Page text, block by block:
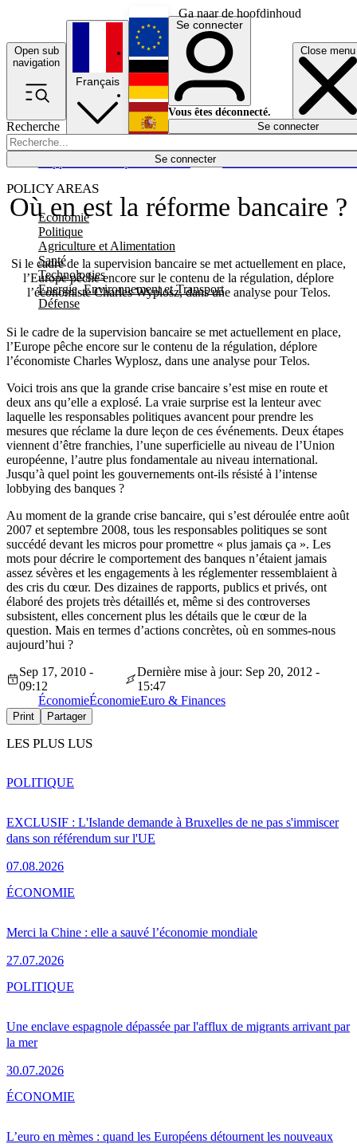
Ga naar de hoofdinhoud
Open sub
navigation
Close menu
Recherche
Se connecter
POLICY AREAS
Economie
Politique
Agriculture et Alimentation
Santé
Technologies
Energie, Environnement et Transport
Défense
Économie
Français
English
Deutsch
Español
Se connecter
Vous êtes déconnecté.
Se connecter
Où en est la réforme bancaire ?
Si le cadre de la supervision bancaire se met actuellement en place,
l’Europe pêche encore sur le contenu de la régulation, déplore
l’économiste Charles Wyplosz, dans une analyse pour Telos.
Si le cadre de la supervision bancaire se met actuellement en place,
l’Europe pêche encore sur le contenu de la régulation, déplore
l’économiste Charles Wyplosz, dans une analyse pour Telos.
Voici trois ans que la grande crise bancaire s’est mise en route et
deux ans qu’elle a explosé. La vraie surprise est la lenteur avec
laquelle les responsables politiques avancent pour prendre les
mesures que réclame la dure leçon de ces événements. Deux étapes
viennent d’être franchies, l’une superficielle au niveau de l’Union
européenne, l’autre plus fondamentale au niveau international.
Jusqu’à quel point les gouvernements ont-ils résisté à l’intense
lobbying des banques ?
Au moment de la grande crise bancaire, qui s’est déroulée entre août
2007 et septembre 2008, tous les responsables politiques se sont
succédé devant les micros pour promettre « plus jamais ça ». Les
mots pour décrire le comportement des banques n’étaient jamais
assez sévères et les engagements à les réglementer ressemblaient à
des cris du cœur. Des dizaines de rapports, publics et privés, ont
élaboré des projets très détaillés et, même si des controverses
subsistent, elles concernent plus les détails que le cœur de la
question. Mais en termes d’actions concrètes, où en sommes-nous
aujourd’hui ?
Sep 17, 2010 -
09:12
Dernière mise à jour: Sep 20, 2012 -
15:47
ÉconomieÉconomieEuro & Finances
Print Partager
LES PLUS LUS
EXCLUSIF : L'Islande demande à Bruxelles de ne pas s'immiscer
dans son référendum sur l'UE
07.08.2026
POLITIQUE
Merci la Chine : elle a sauvé l’économie mondiale
27.07.2026
ÉCONOMIE
Une enclave espagnole dépassée par l'afflux de migrants arrivant par
la mer
30.07.2026
POLITIQUE
L’euro en mèmes : quand les Européens détournent les nouveaux
ÉCONOMIE